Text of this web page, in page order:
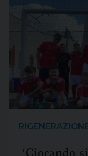
‘Giocando